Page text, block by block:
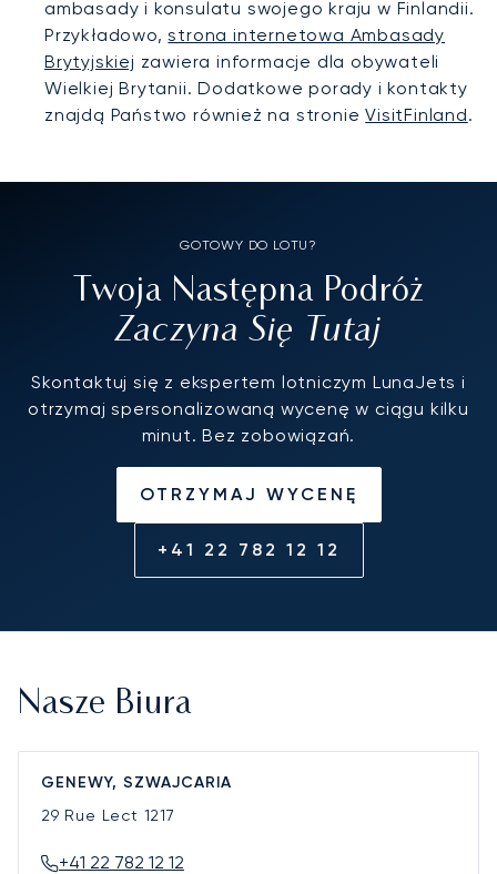
ambasady i konsulatu swojego kraju w Finlandii.
Przykładowo,strona internetowa Ambasady
Brytyjskiej zawiera informacje dla obywateli
Wielkiej Brytanii. Dodatkowe porady i kontakty
znajdą Państwo również na stronieVisitFinland.
GOTOWY DO LOTU?
Twoja Następna Podróż
Zaczyna Się Tutaj
Skontaktuj się z ekspertem lotniczym LunaJets i
otrzymaj spersonalizowaną wycenę w ciągu kilku
minut. Bez zobowiązań.
OTRZYMAJ WYCENĘ
+41 22 782 12 12
Nasze Biura
GENEWY, SZWAJCARIA
29 Rue Lect 1217
+41 22 782 12 12